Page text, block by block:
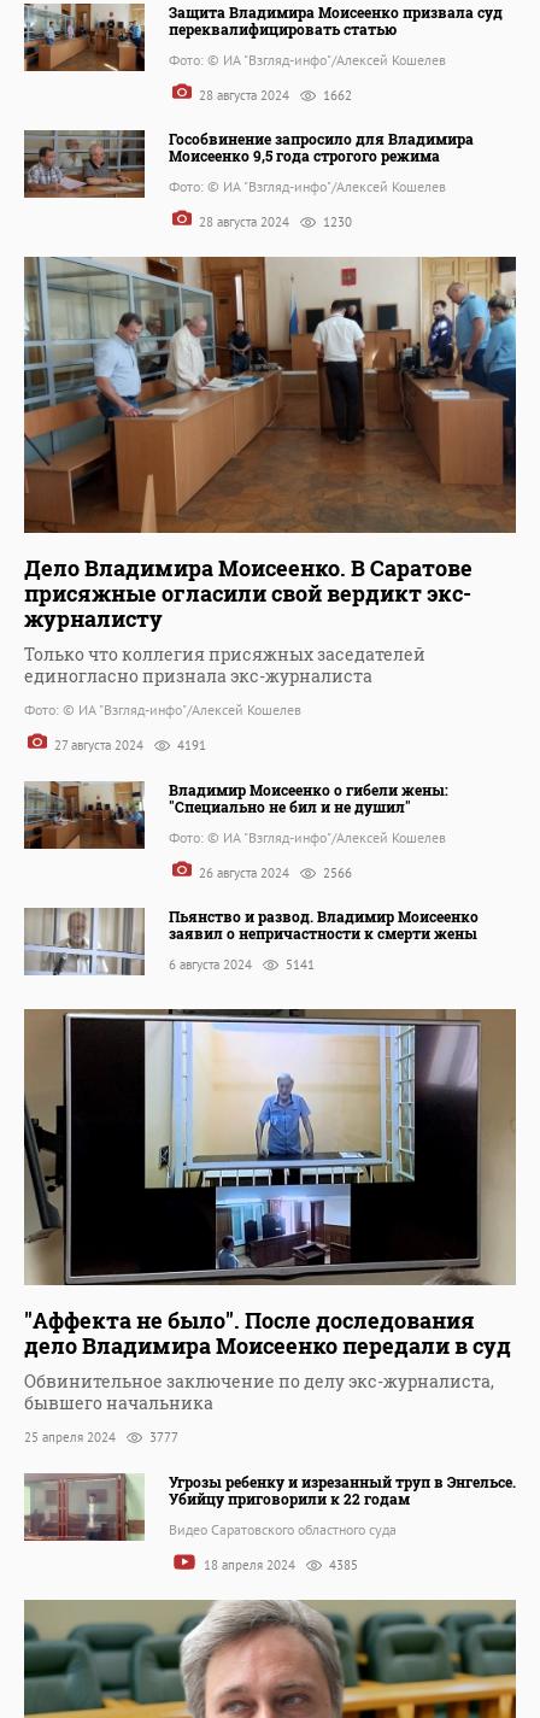
Защита Владимира Моисеенко призвала суд
переквалифицировать статью
Фото: © ИА "Взгляд-инфо"/Алексей Кошелев
28 августа 2024 1662
Гособвинение запросило для Владимира
Моисеенко 9,5 года строгого режима
Фото: © ИА "Взгляд-инфо"/Алексей Кошелев
28 августа 2024 1230
Дело Владимира Моисеенко. В Саратове
присяжные огласили свой вердикт экс-
журналисту
Только что коллегия присяжных заседателей
единогласно признала экс-журналиста
Фото: © ИА "Взгляд-инфо"/Алексей Кошелев
27 августа 2024 4191
Владимир Моисеенко о гибели жены:
"Специально не бил и не душил"
Фото: © ИА "Взгляд-инфо"/Алексей Кошелев
26 августа 2024 2566
Пьянство и развод. Владимир Моисеенко
заявил о непричастности к смерти жены
6 августа 2024 5141
"Аффекта не было". После доследования
дело Владимира Моисеенко передали в суд
Обвинительное заключение по делу экс-журналиста,
бывшего начальника
25 апреля 2024 3777
Угрозы ребенку и изрезанный труп в Энгельсе.
Убийцу приговорили к 22 годам
Видео Саратовского областного суда
18 апреля 2024 4385